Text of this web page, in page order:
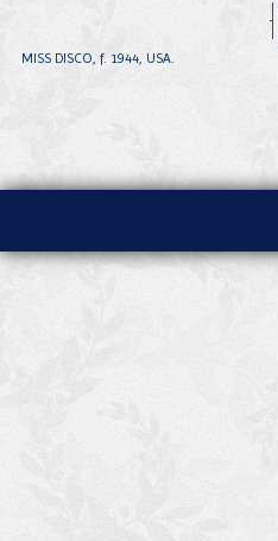
MISS DISCO, f. 1944, USA.